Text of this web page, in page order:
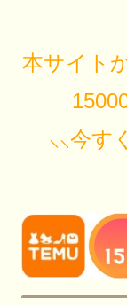
本サイト
⸜⸜今す